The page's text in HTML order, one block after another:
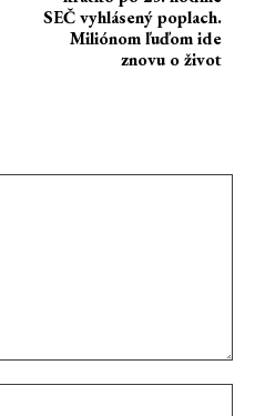
SEČ vyhlásený poplach.
Miliónom ľuďom ide
znovu o život